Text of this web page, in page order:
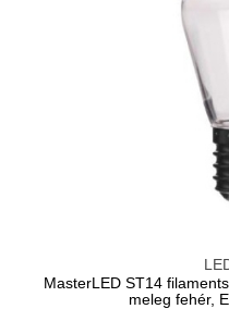
MasterLED ST14
meleg fehér,